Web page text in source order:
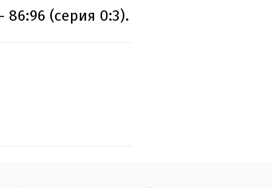
(серия 0:3).